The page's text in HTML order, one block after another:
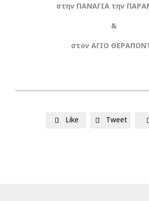
στην ΠΑΝΑΓΙΑ την
&
στον ΑΓΙΟ
 Like  Tweet